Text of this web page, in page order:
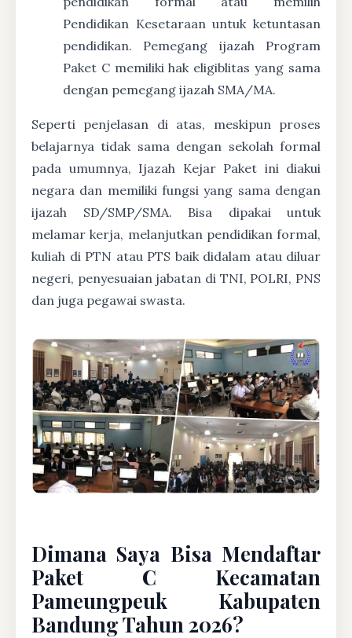
Pendidikan Kesetaraan untuk ketuntasan
pendidikan. Pemegang ijazah Program
Paket C memiliki hak eligiblitas yang sama
dengan pemegang ijazah SMA/MA.
Seperti penjelasan di atas, meskipun proses
belajarnya tidak sama dengan sekolah formal
pada umumnya, Ijazah Kejar Paket ini diakui
negara dan memiliki fungsi yang sama dengan
ijazah SD/SMP/SMA. Bisa dipakai untuk
melamar kerja, melanjutkan pendidikan formal,
kuliah di PTN atau PTS baik didalam atau diluar
negeri, penyesuaian jabatan di TNI, POLRI, PNS
dan juga pegawai swasta.
Dimana Saya Bisa Mendaftar
Paket C Kecamatan
Pameungpeuk Kabupaten
Bandung Tahun 2026?